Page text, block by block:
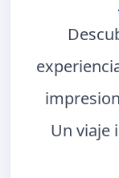
Un viaje